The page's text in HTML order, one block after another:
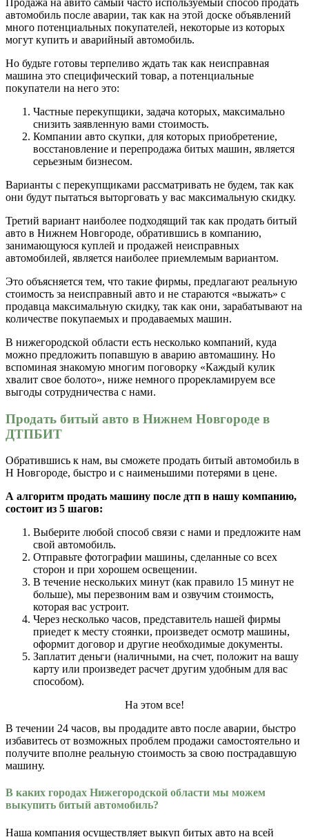
автомобиль после аварии, так как на этой доске объявлений
много потенциальных покупателей, некоторые из которых
могут купить и аварийный автомобиль.
Но будьте готовы терпеливо ждать так как неисправная
машина это специфический товар, а потенциальные
покупатели на него это:
Частные перекупщики, задача которых, максимально
снизить заявленную вами стоимость.
Компании авто скупки, для которых приобретение,
восстановление и перепродажа битых машин, является
серьезным бизнесом.
Варианты с перекупщиками рассматривать не будем, так как
они будут пытаться выторговать у вас максимальную скидку.
Третий вариант наиболее подходящий так как продать битый
авто в Нижнем Новгороде, обратившись в компанию,
занимающуюся куплей и продажей неисправных
автомобилей, является наиболее приемлемым вариантом.
Это объясняется тем, что такие фирмы, предлагают реальную
стоимость за неисправный авто и не стараются «выжать» с
продавца максимальную скидку, так как они, зарабатывают на
количестве покупаемых и продаваемых машин.
В нижегородской области есть несколько компаний, куда
можно предложить попавшую в аварию автомашину. Но
вспоминая знакомую многим поговорку «Каждый кулик
хвалит свое болото», ниже немного прорекламируем все
выгоды сотрудничества с нами.
Продать битый авто в Нижнем Новгороде в
ДТПБИТ
Обратившись к нам, вы сможете продать битый автомобиль в
Н Новгороде, быстро и с наименьшими потерями в цене.
А алгоритм продать машину после дтп в нашу компанию,
состоит из 5 шагов:
Выберите любой способ связи с нами и предложите нам
свой автомобиль.
Отправьте фотографии машины, сделанные со всех
сторон и при хорошем освещении.
В течение нескольких минут (как правило 15 минут не
больше), мы перезвоним вам и озвучим стоимость,
которая вас устроит.
Через несколько часов, представитель нашей фирмы
приедет к месту стоянки, произведет осмотр машины,
оформит договор и другие необходимые документы.
Заплатит деньги (наличными, на счет, положит на вашу
карту или произведет расчет другим удобным для вас
способом).
На этом все!
В течении 24 часов, вы продадите авто после аварии, быстро
избавитесь от возможных проблем продажи самостоятельно и
получите вполне реальную стоимость за свою пострадавшую
машину.
В каких городах Нижегородской области мы можем
выкупить битый автомобиль?
Наша компания осуществляет выкуп битых авто на всей